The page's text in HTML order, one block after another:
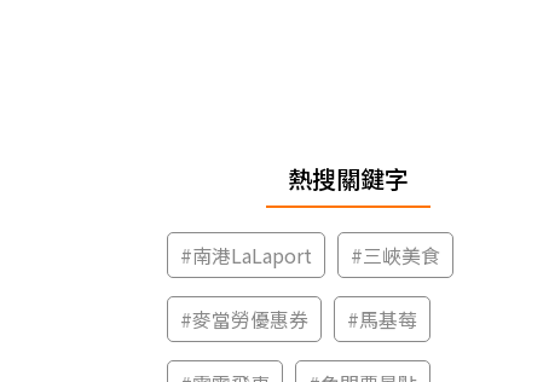
熱搜關鍵字
#南港LaLaport #三峽美食
#麥當勞優惠券 #馬基莓